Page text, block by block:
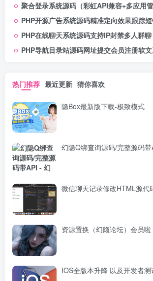
源定期更
务，快来
聚合登录系统源码（彩虹API兼容+多应用管
PHP开源广告系统源码精准定向效果跟踪
PHP在线聊天系统源码支持IP封禁多人群聊
PHP导航目录站源码网址提交会员注册软
热门推荐 最近更新 猜你喜欢
隐Box最新版下载-极致模式
幻隐Q绑查询源码/完整源码带
微信聊天记录修改HTML源代
资源置换（幻隐论坛）会员啦
IOS全版本升降 以及开发者测